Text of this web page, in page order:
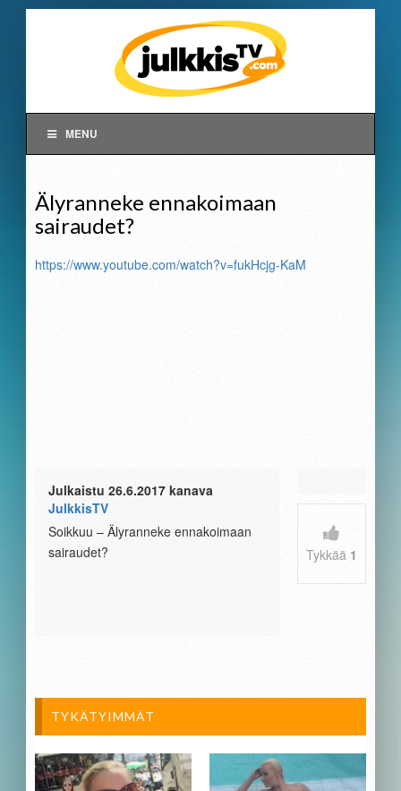
MENU
Älyranneke ennakoimaan
sairaudet?
https://www.youtube.com/watch?v=fukHcjg-KaM
Julkaistu 26.6.2017 kanava
JulkkisTV
Soikkuu – Älyranneke ennakoimaan
sairaudet?
Tykkää 1
TYKÄTYIMMÄT